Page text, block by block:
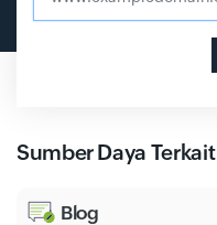
Sumber Daya Terkait
Blog